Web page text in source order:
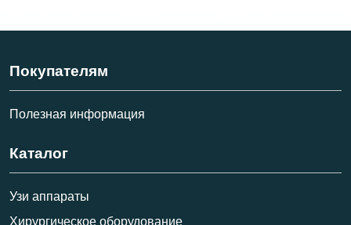
Покупателям
Полезная информация
Каталог
Узи аппараты
Хирургическое оборудование